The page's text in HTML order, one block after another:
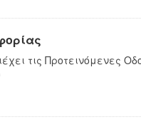
τις Προτεινόμενες